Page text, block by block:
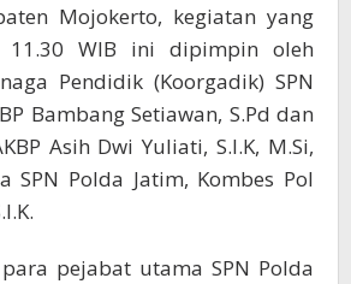
Mojokerto, kegiatan yang
WIB ini dipimpin oleh
Pendidik (Koorgadik) SPN
Bambang Setiawan, S.Pd dan
Asih Dwi Yuliati, S.I.K, M.Si,
SPN Polda Jatim, Kombes Pol
pejabat utama SPN Polda